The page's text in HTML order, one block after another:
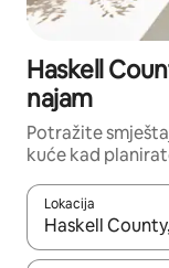
Haskell
najam
Potražite
kuće kad
Lokacija
Kada budu